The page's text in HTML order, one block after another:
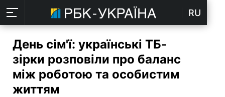
RU
День сім'ї: українські ТБ-
зірки розповіли про баланс
між роботою та особистим
життям